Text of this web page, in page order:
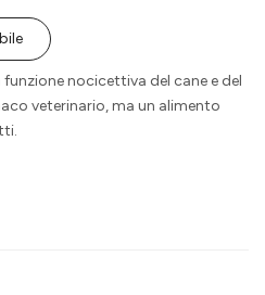
nocicettiva del cane e del
veterinario, ma un alimento